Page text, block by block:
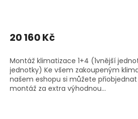
20 160 Kč
Montáž klimatizace 1+4 (1vnější
jednotky) Ke všem zakoupeným
našem eshopu si můžete
montáž za extra výhodnou...